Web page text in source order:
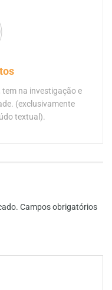
na investigação e
(exclusivamente
textual).
Campos obrigatórios